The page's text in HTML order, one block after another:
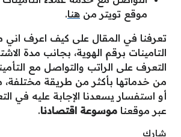
موقع تويتر من هنا.
تعرفنا في المقال على كيف اعرف
التامينات برقم الهوية، بجانب مدة
التعرف على الراتب والتواصل مع
من خدماتها بأكثر من طريقة
أو استفسار يسعدنا الإجابة عليه في
عبر موقعنا موسوعة اقتصادنا.
شارك